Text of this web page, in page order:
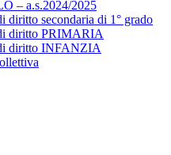
– a.s.2024/2025
diritto secondaria di 1° grado
diritto PRIMARIA
diritto INFANZIA